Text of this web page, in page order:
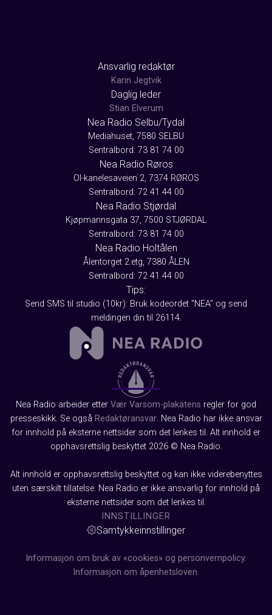
Ansvarlig redaktør
Karin Jegtvik
Daglig leder
Stian Elverum
Nea Radio Selbu/Tydal
Mediahuset, 7580 SELBU
Sentralbord: 73 81 74 00
Nea Radio Røros
Ol-kanelesaveien 2, 7374 RØROS
Sentralbord: 72 41 44 00
Nea Radio Stjørdal
Kjøpmannsgata 37, 7500 STJØRDAL
Sentralbord: 73 81 74 00
Nea Radio Holtålen
Ålentorget 2.etg, 7380 ÅLEN
Sentralbord: 72 41 44 00
Tips:
Send SMS til studio (10kr): Bruk kodeordet "NEA" og send
meldingen din til 26114.
Nea Radio arbeider etter Vær Varsom-plakatens regler for god
presseskikk. Se også Redaktøransvar. Nea Radio har ikke ansvar
for innhold på eksterne nettsider som det lenkes til. Alt innhold er
opphavsrettslig beskyttet 2026 © Nea Radio.
Alt innhold er opphavsrettslig beskyttet og kan ikke viderebenyttes
uten særskilt tillatelse. Nea Radio er ikke ansvarlig for innhold på
eksterne nettsider som det lenkes til.
INNSTILLINGER
Samtykkeinnstillinger
Informasjon om bruk av «cookies» og personvernpolicy.
Informasjon om åpenhetsloven.